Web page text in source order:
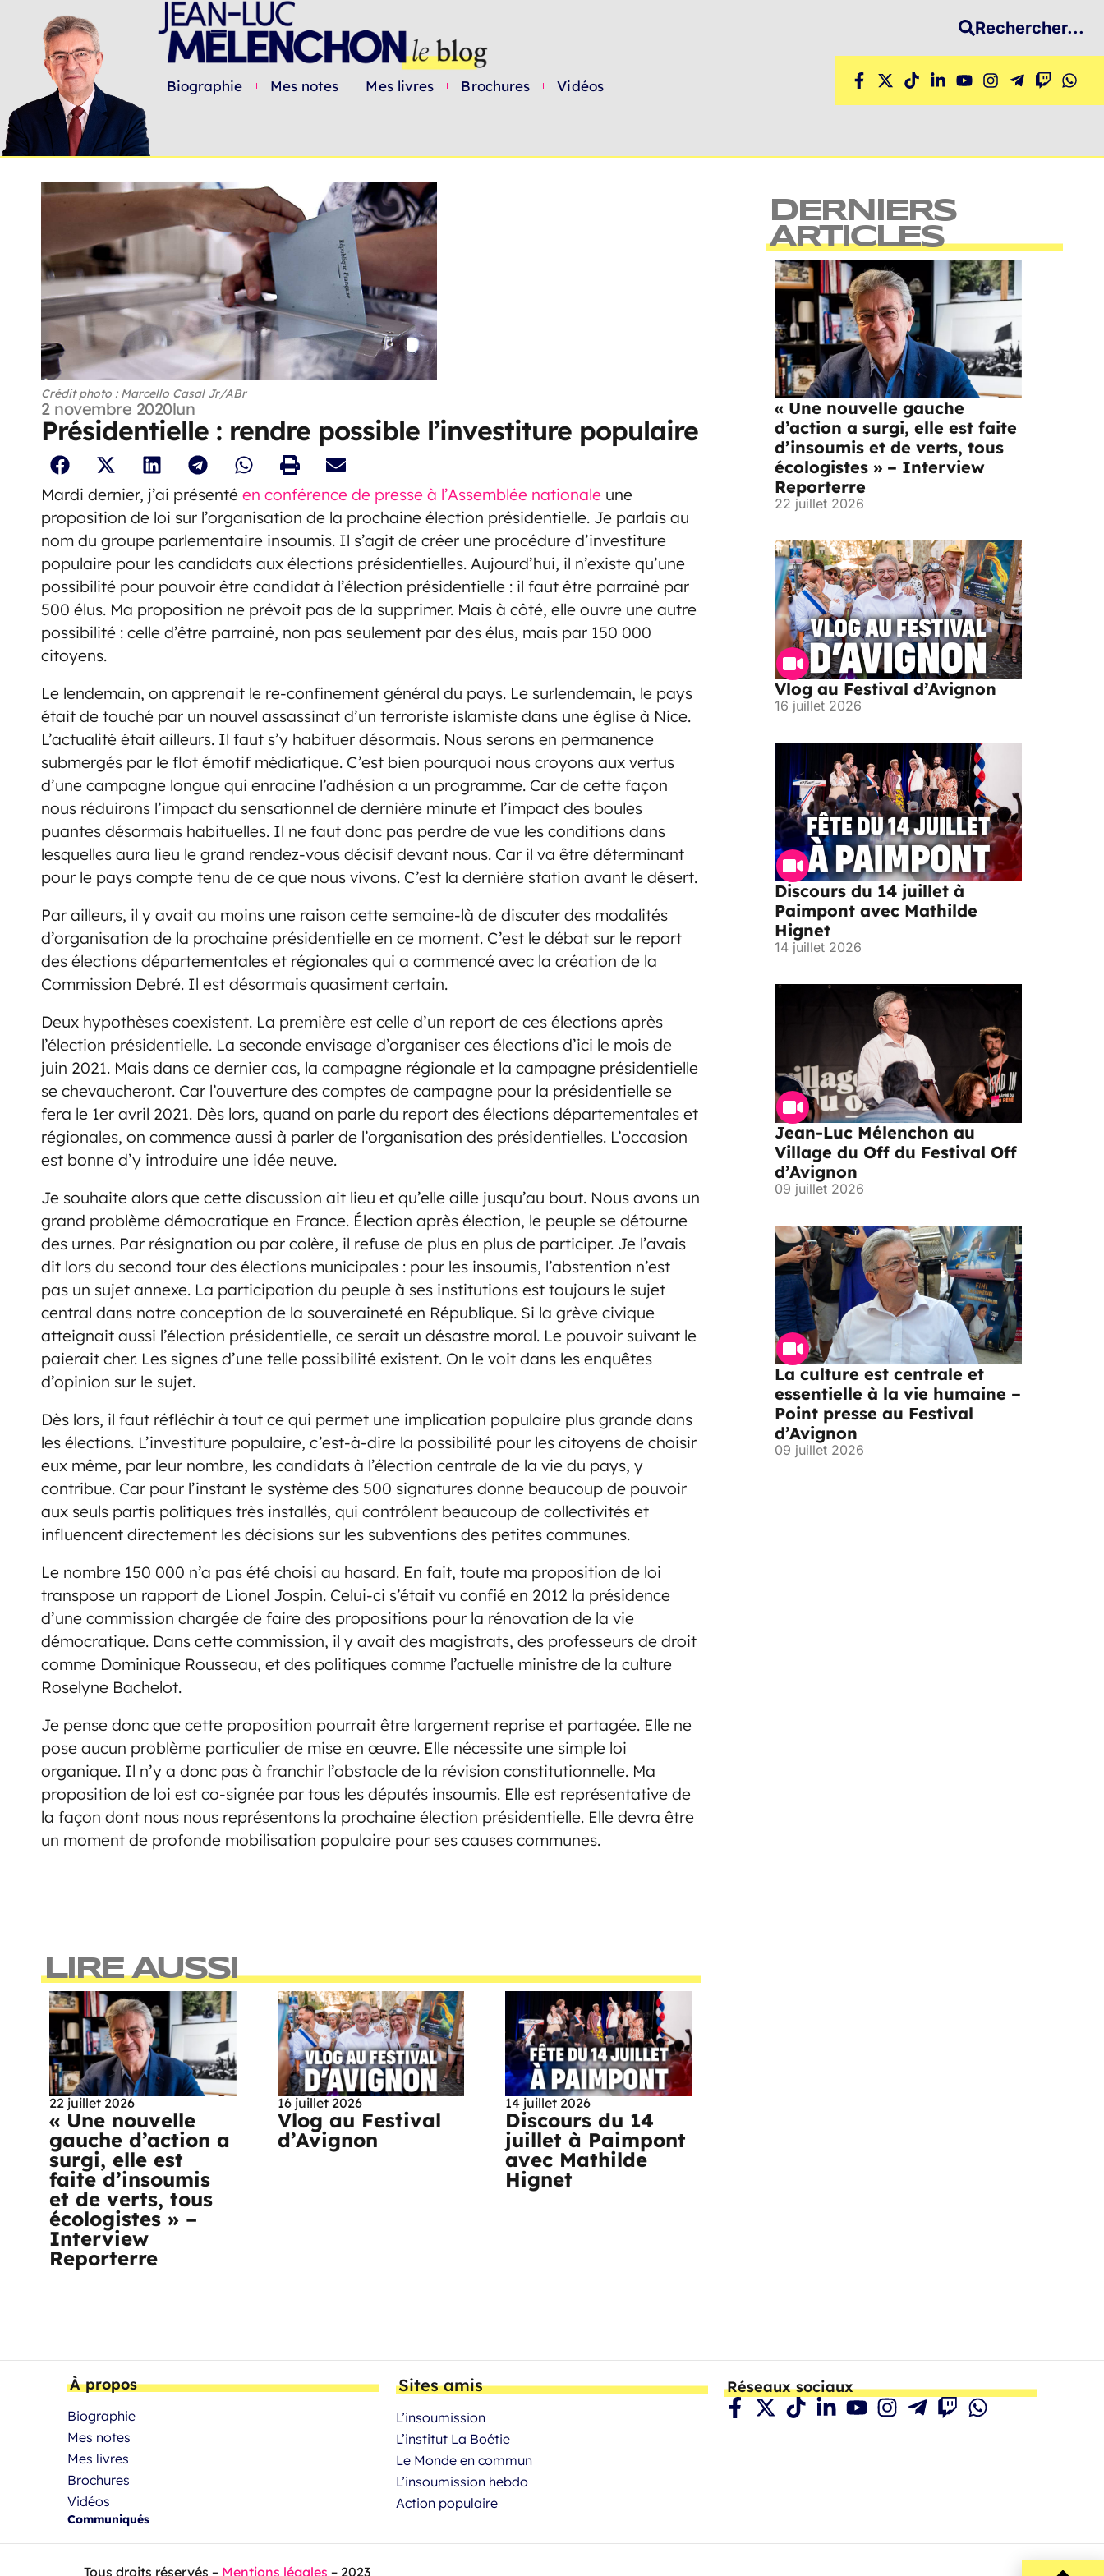
Biographie Mes notes Mes livres Brochures Vidéos
Rechercher...
Crédit photo : Marcello Casal Jr/ABr
2 novembre 2020lun
Présidentielle : rendre possible l’investiture populaire
Mardi dernier, j’ai présenté en conférence de presse à l’Assemblée nationale une
proposition de loi sur l’organisation de la prochaine élection présidentielle. Je parlais au
nom du groupe parlementaire insoumis. Il s’agit de créer une procédure d’investiture
populaire pour les candidats aux élections présidentielles. Aujourd’hui, il n’existe qu’une
possibilité pour pouvoir être candidat à l’élection présidentielle : il faut être parrainé par
500 élus. Ma proposition ne prévoit pas de la supprimer. Mais à côté, elle ouvre une autre
possibilité : celle d’être parrainé, non pas seulement par des élus, mais par 150 000
citoyens.
Le lendemain, on apprenait le re-confinement général du pays. Le surlendemain, le pays
était de touché par un nouvel assassinat d’un terroriste islamiste dans une église à Nice.
L’actualité était ailleurs. Il faut s’y habituer désormais. Nous serons en permanence
submergés par le flot émotif médiatique. C’est bien pourquoi nous croyons aux vertus
d’une campagne longue qui enracine l’adhésion a un programme. Car de cette façon
nous réduirons l’impact du sensationnel de dernière minute et l’impact des boules
puantes désormais habituelles. Il ne faut donc pas perdre de vue les conditions dans
lesquelles aura lieu le grand rendez-vous décisif devant nous. Car il va être déterminant
pour le pays compte tenu de ce que nous vivons. C’est la dernière station avant le désert.
Par ailleurs, il y avait au moins une raison cette semaine-là de discuter des modalités
d’organisation de la prochaine présidentielle en ce moment. C’est le débat sur le report
des élections départementales et régionales qui a commencé avec la création de la
Commission Debré. Il est désormais quasiment certain.
Deux hypothèses coexistent. La première est celle d’un report de ces élections après
l’élection présidentielle. La seconde envisage d’organiser ces élections d’ici le mois de
juin 2021. Mais dans ce dernier cas, la campagne régionale et la campagne présidentielle
se chevaucheront. Car l’ouverture des comptes de campagne pour la présidentielle se
fera le 1er avril 2021. Dès lors, quand on parle du report des élections départementales et
régionales, on commence aussi à parler de l’organisation des présidentielles. L’occasion
est bonne d’y introduire une idée neuve.
Je souhaite alors que cette discussion ait lieu et qu’elle aille jusqu’au bout. Nous avons un
grand problème démocratique en France. Élection après élection, le peuple se détourne
des urnes. Par résignation ou par colère, il refuse de plus en plus de participer. Je l’avais
dit lors du second tour des élections municipales : pour les insoumis, l’abstention n’est
pas un sujet annexe. La participation du peuple à ses institutions est toujours le sujet
central dans notre conception de la souveraineté en République. Si la grève civique
atteignait aussi l’élection présidentielle, ce serait un désastre moral. Le pouvoir suivant le
paierait cher. Les signes d’une telle possibilité existent. On le voit dans les enquêtes
d’opinion sur le sujet.
Dès lors, il faut réfléchir à tout ce qui permet une implication populaire plus grande dans
les élections. L’investiture populaire, c’est-à-dire la possibilité pour les citoyens de choisir
eux même, par leur nombre, les candidats à l’élection centrale de la vie du pays, y
contribue. Car pour l’instant le système des 500 signatures donne beaucoup de pouvoir
aux seuls partis politiques très installés, qui contrôlent beaucoup de collectivités et
influencent directement les décisions sur les subventions des petites communes.
Le nombre 150 000 n’a pas été choisi au hasard. En fait, toute ma proposition de loi
transpose un rapport de Lionel Jospin. Celui-ci s’était vu confié en 2012 la présidence
d’une commission chargée de faire des propositions pour la rénovation de la vie
démocratique. Dans cette commission, il y avait des magistrats, des professeurs de droit
comme Dominique Rousseau, et des politiques comme l’actuelle ministre de la culture
Roselyne Bachelot.
Je pense donc que cette proposition pourrait être largement reprise et partagée. Elle ne
pose aucun problème particulier de mise en œuvre. Elle nécessite une simple loi
organique. Il n’y a donc pas à franchir l’obstacle de la révision constitutionnelle. Ma
proposition de loi est co-signée par tous les députés insoumis. Elle est représentative de
la façon dont nous nous représentons la prochaine élection présidentielle. Elle devra être
un moment de profonde mobilisation populaire pour ses causes communes.
LIRE AUSSI
22 juillet 2026
« Une nouvelle
gauche d’action a
surgi, elle est
faite d’insoumis
et de verts, tous
écologistes » –
Interview
Reporterre
16 juillet 2026
Vlog au Festival
d’Avignon
14 juillet 2026
Discours du 14
juillet à Paimpont
avec Mathilde
Hignet
DERNIERS
ARTICLES
« Une nouvelle gauche
d’action a surgi, elle est faite
d’insoumis et de verts, tous
écologistes » – Interview
Reporterre
22 juillet 2026
Vlog au Festival d’Avignon
16 juillet 2026
Discours du 14 juillet à
Paimpont avec Mathilde
Hignet
14 juillet 2026
Jean-Luc Mélenchon au
Village du Off du Festival Off
d’Avignon
09 juillet 2026
La culture est centrale et
essentielle à la vie humaine –
Point presse au Festival
d’Avignon
09 juillet 2026
À propos
Biographie
Mes notes
Mes livres
Brochures
Vidéos
Communiqués
Sites amis
L’insoumission
L’institut La Boétie
Le Monde en commun
L’insoumission hebdo
Action populaire
Réseaux sociaux
Tous droits réservés – Mentions légales – 2023